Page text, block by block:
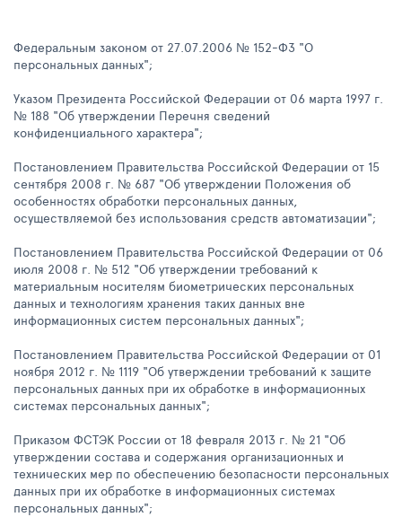
Федеральным законом от 27.07.2006 № 152-ФЗ "О
персональных данных";
Указом Президента Российской Федерации от 06 марта 1997 г.
№ 188 "Об утверждении Перечня сведений
конфиденциального характера";
Постановлением Правительства Российской Федерации от 15
сентября 2008 г. № 687 "Об утверждении Положения об
особенностях обработки персональных данных,
осуществляемой без использования средств автоматизации";
Постановлением Правительства Российской Федерации от 06
июля 2008 г. № 512 "Об утверждении требований к
материальным носителям биометрических персональных
данных и технологиям хранения таких данных вне
информационных систем персональных данных";
Постановлением Правительства Российской Федерации от 01
ноября 2012 г. № 1119 "Об утверждении требований к защите
персональных данных при их обработке в информационных
системах персональных данных";
Приказом ФСТЭК России от 18 февраля 2013 г. № 21 "Об
утверждении состава и содержания организационных и
технических мер по обеспечению безопасности персональных
данных при их обработке в информационных системах
персональных данных";